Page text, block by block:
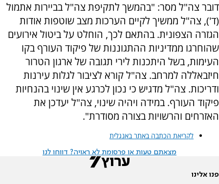
דובר צה"ל מסר: "בהמשך לתקיפת צה"ל בביירות אתמול
(ד'), צה"ל ממשיך לקיים הערכות מצב שוטפות אודות
הגזרה הצפונית. בהתאם לכך, הוחלט על ביטול אירועים
שהוחרגו ממדיניות ההתגוננות של פיקוד העורף בקו
העימות, בשל היתכנות לירי תגובה של ארגון הטרור
חיזבאללה למרחב. צה"ל קורא לציבור לגלות עירנות
ודריכות. צה"ל מדגיש כי נכון לכרגע אין שינוי בהנחיות
פיקוד העורף. במידה ויהיה שינוי, צה"ל יעדכן את
האזרחים והרשויות בצורה מסודרת".
לקריאת הכתבה באתר באנגלית
מצאתם טעות או פרסומת לא ראויה? דווחו לנו
פנו אלינו